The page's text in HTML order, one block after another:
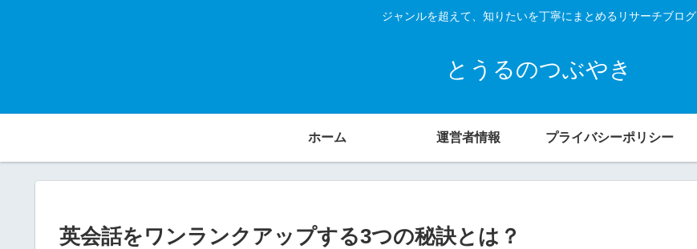
ジャンルを超えて、知りたいを丁寧にまとめるリサーチブログ
とうるのつぶやき
ホーム 運営者情報 プライバシーポリシー
英会話をワンランクアップする3つの秘訣とは？